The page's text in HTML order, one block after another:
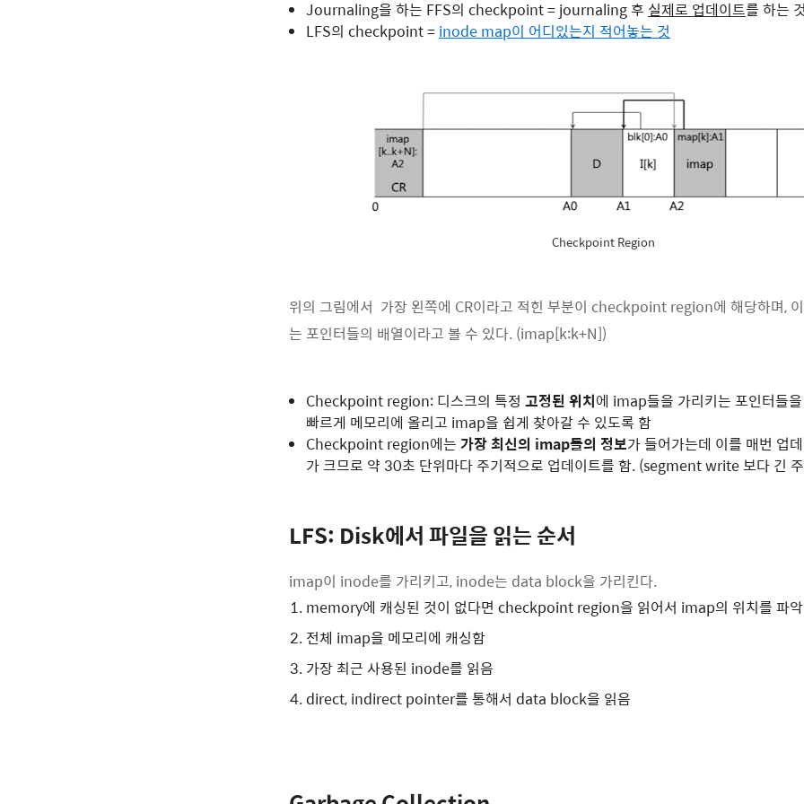
Journaling을 하는 FFS의 checkpoint = journaling 후 실제로 업데이트를 하는 것
LFS의 checkpoint = inode map이 어디있는지 적어놓는 것
Checkpoint Region
위의 그림에서 가장 왼쪽에 CR이라고 적힌 부분이 checkpoint region에 해당하며,
는 포인터들의 배열이라고 볼 수 있다. (imap[k:k+N])
Checkpoint region: 디스크의 특정 고정된 위치에 imap들을 가리키는 포인터들
빠르게 메모리에 올리고 imap을 쉽게 찾아갈 수 있도록 함
Checkpoint region에는 가장 최신의 imap들의 정보가 들어가는데 이를 매번 업
가 크므로 약 30초 단위마다 주기적으로 업데이트를 함. (segment write 보다 긴
LFS: Disk에서 파일을 읽는 순서
imap이 inode를 가리키고, inode는 data block을 가리킨다.
memory에 캐싱된 것이 없다면 checkpoint region을 읽어서 imap의 위치를 파악
전체 imap을 메모리에 캐싱함
가장 최근 사용된 inode를 읽음
direct, indirect pointer를 통해서 data block을 읽음